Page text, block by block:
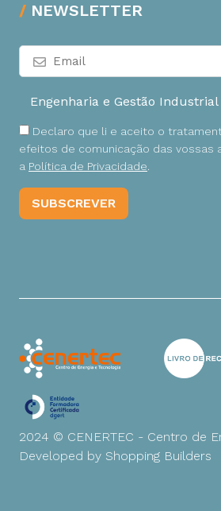
NEWSLETTER
Declaro que li e aceito o
efeitos de comunicação das vossas
a Política de Privacidade
2024 © CENERTEC - Centro de
Developed by Shopping Builders